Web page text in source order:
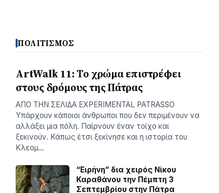
ΠΟΛΙΤΙΣΜΟΣ
ArtWalk 11: Το χρώμα επιστρέφει
στους δρόμους της Πάτρας
AΠΟ ΤΗΝ ΣΕΛΙΔΑ EXPERIMENTAL PATRASSO
Υπάρχουν κάποιοι άνθρωποι που δεν περιμένουν να
αλλάξει μια πόλη. Παίρνουν έναν τοίχο και
ξεκινούν. Κάπως έτσι ξεκίνησε και η ιστορία του
Κλεομ…
“Ειρήνη” δια χειρός Νίκου
Καραθάνου την Πέμπτη 3
Σεπτεμβρίου στην Πάτρα